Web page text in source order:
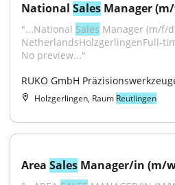
National Sales Manager
"...National Sales Manager (m/f/
NetherlandsHolzgerlingenFull-
No preview..."
RUKO GmbH
Holzgerlingen, Raum Reutlingen
Area Sales Manager/in (m/